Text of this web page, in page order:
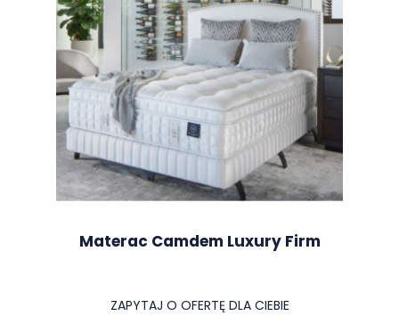
Materac Camdem Luxury Firm
ZAPYTAJ O OFERTĘ DLA CIEBIE